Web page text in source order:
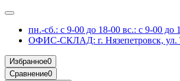
пн.-сб.: с 9-00 до 18-00 вс.: с 9-00 до
ОФИС-СКЛАД: г. Нязепетровск, ул.
Избранное0
Сравнение0